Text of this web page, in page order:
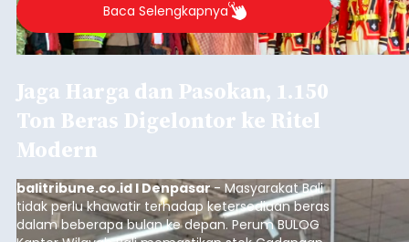
Baca Selengkapnya
Jaga Harga dan Pasokan, 1.150
Ton Beras Digelontor ke Ritel
Modern
balitribune.co.id I Denpasar- Masyarakat Bali
tidak perlu khawatir terhadap ketersediaan beras
dalam beberapa bulan ke depan. Perum BULOG